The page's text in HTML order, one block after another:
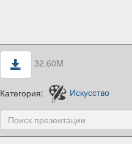
32.60M
Категория: Искусство